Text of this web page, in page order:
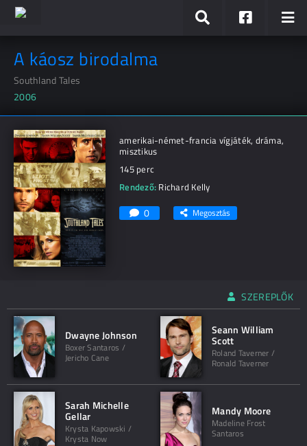
A káosz birodalma
Southland Tales
2006
amerikai-német-francia vígjáték, dráma,
misztikus
145 perc
Rendező: Richard Kelly
0 Megosztás
SZEREPLŐK
Dwayne Johnson
Boxer Santaros /
Jericho Cane
Seann William
Scott
Roland Taverner /
Ronald Taverner
Sarah Michelle
Gellar
Krysta Kapowski /
Krysta Now
Mandy Moore
Madeline Frost
Santaros